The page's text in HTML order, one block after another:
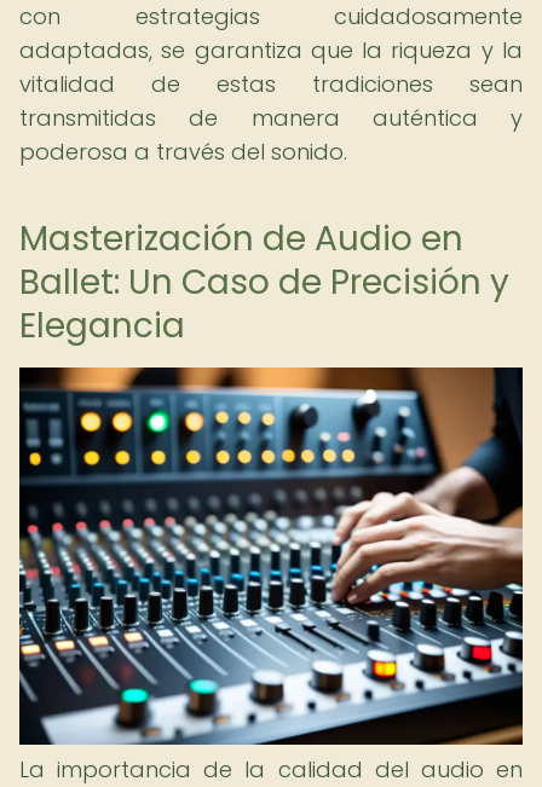
con estrategias cuidadosamente
adaptadas, se garantiza que la riqueza y la
vitalidad de estas tradiciones sean
transmitidas de manera auténtica y
poderosa a través del sonido.
Masterización de Audio en
Ballet: Un Caso de Precisión y
Elegancia
La importancia de la calidad del audio en